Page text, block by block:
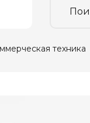
техника